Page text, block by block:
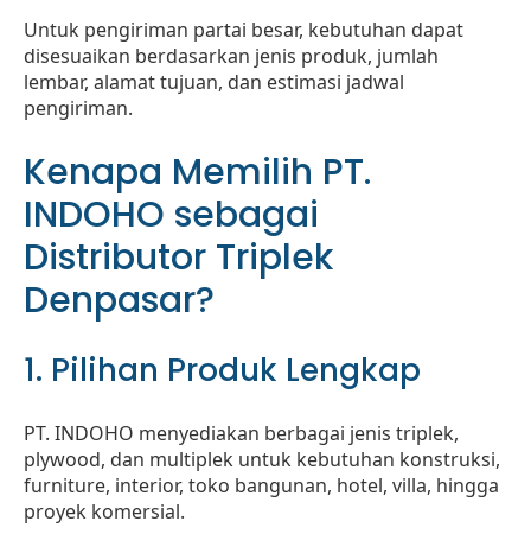
Untuk pengiriman partai besar, kebutuhan dapat
disesuaikan berdasarkan jenis produk, jumlah
lembar, alamat tujuan, dan estimasi jadwal
pengiriman.
Kenapa Memilih PT.
INDOHO sebagai
Distributor Triplek
Denpasar?
1. Pilihan Produk Lengkap
PT. INDOHO menyediakan berbagai jenis triplek,
plywood, dan multiplek untuk kebutuhan konstruksi,
furniture, interior, toko bangunan, hotel, villa, hingga
proyek komersial.